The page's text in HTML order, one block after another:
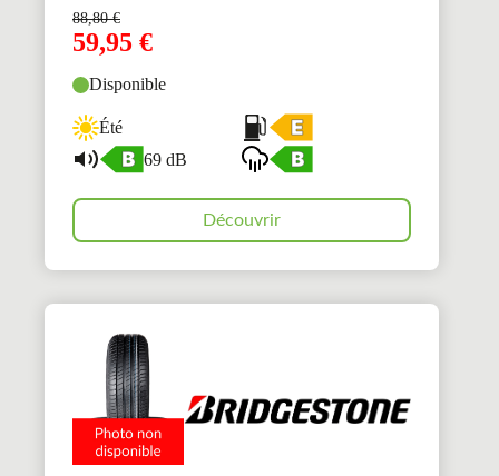
88,80€
59,95 €
Disponible
Été
69 dB
Découvrir